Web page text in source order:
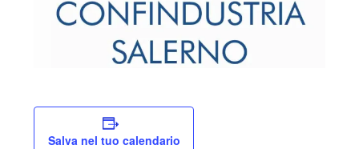
Salva nel tuo calendario